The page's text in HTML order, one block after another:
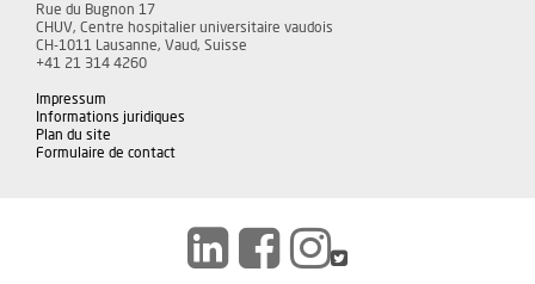
Rue du Bugnon 17
CHUV, Centre hospitalier universitaire vaudois
CH-1011 Lausanne, Vaud, Suisse
+41 21 314 4260
Impressum
Informations juridiques
Plan du site
Formulaire de contact